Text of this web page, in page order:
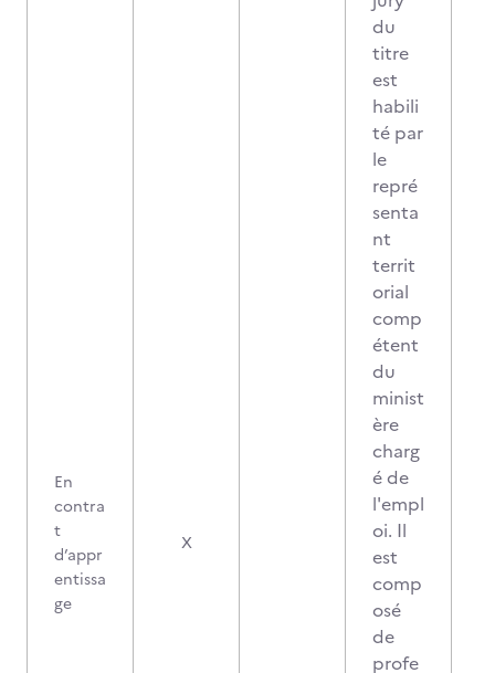
En
contra
t
d’appr
entissa
ge
X
du
titre
est
habili
té par
le
repré
senta
nt
territ
orial
comp
étent
du
minist
ère
charg
é de
l'empl
oi. Il
est
comp
osé
de
profe